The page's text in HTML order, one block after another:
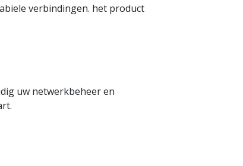
verbindingen. het product
uw netwerkbeheer en